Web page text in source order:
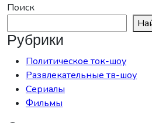
Поиск
Рубрики
Политическое ток-шоу
Развлекательные тв-шоу
Сериалы
Фильмы